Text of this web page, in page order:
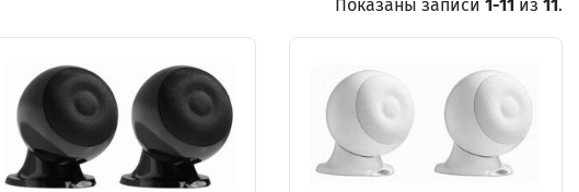
Показаны записи 1-11 из 11.